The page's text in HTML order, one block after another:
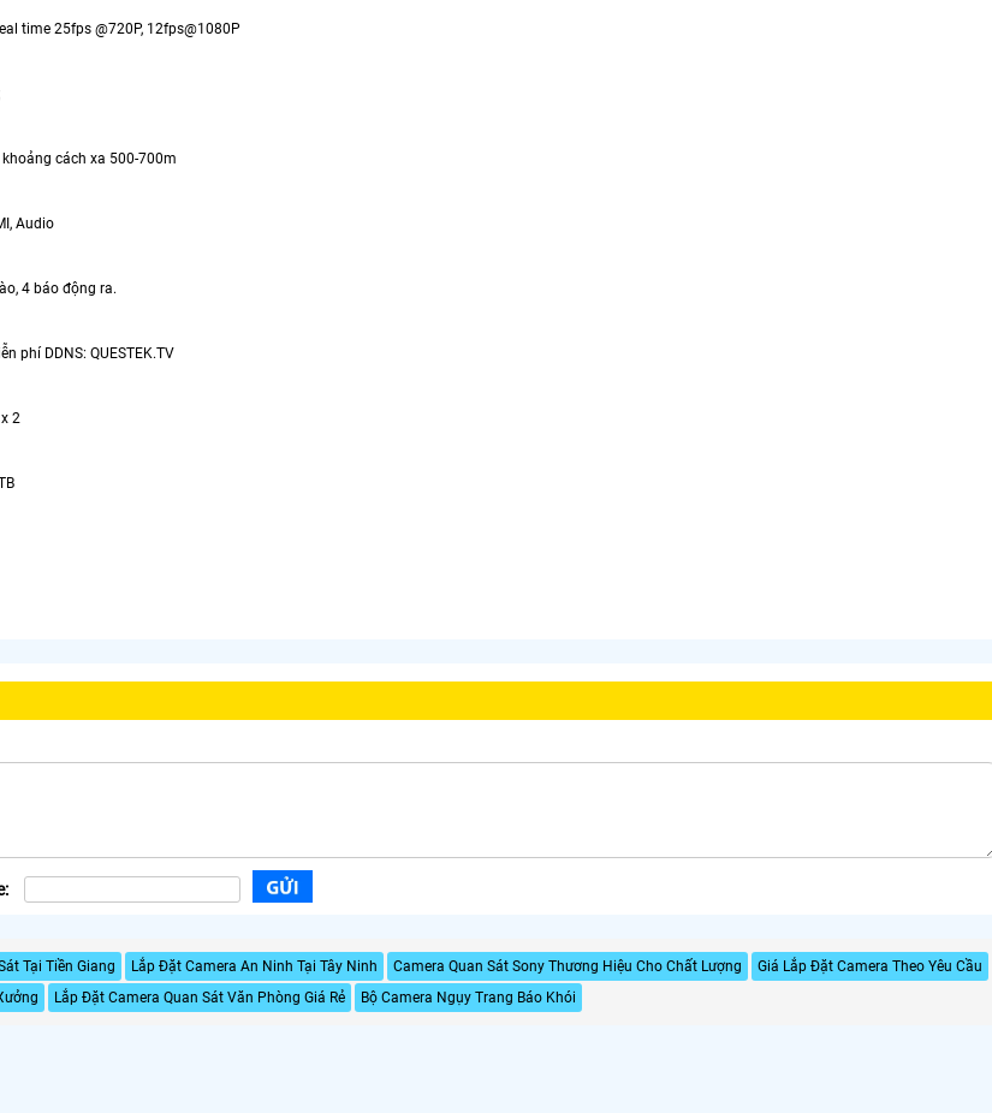
time 25fps @720P, 12fps@1080P
cách xa 500-700m
Audio
4 báo động ra.
phí DDNS: QUESTEK.TV
2
Tại Tiền Giang Lắp Đặt Camera An Ninh Tại Tây Ninh Camera Quan Sát Sony Thương Hiệu Cho Chất Lượng
Giá Lắp Đặt Camera Theo Yêu Cầu
Lắp Đặt Camera Quan Sát Văn Phòng Giá Rẻ Bộ Camera Ngụy Trang Báo Khói